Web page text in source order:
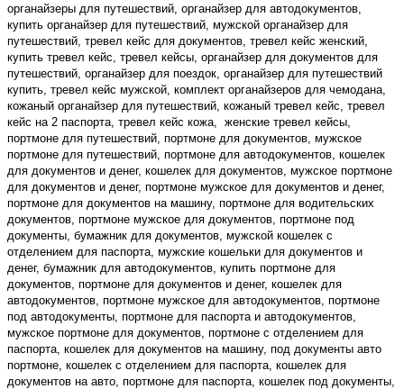
органайзеры для путешествий, органайзер для автодокументов,
купить органайзер для путешествий, мужской органайзер для
путешествий, тревел кейс для документов, тревел кейс женский,
купить тревел кейс, тревел кейсы, органайзер для документов для
путешествий, органайзер для поездок, органайзер для путешествий
купить, тревел кейс мужской, комплект органайзеров для чемодана,
кожаный органайзер для путешествий, кожаный тревел кейс, тревел
кейс на 2 паспорта, тревел кейс кожа,
женские тревел кейсы,
портмоне для путешествий, портмоне для документов, мужское
портмоне для путешествий, портмоне для автодокументов, кошелек
для документов и денег, кошелек для документов, мужское портмоне
для документов и денег, портмоне мужское для документов и денег,
портмоне для документов на машину, портмоне для водительских
документов, портмоне мужское для документов, портмоне под
документы, бумажник для документов, мужской кошелек с
отделением для паспорта, мужские кошельки для документов и
денег, бумажник для автодокументов, купить портмоне для
документов, портмоне для документов и денег, кошелек для
автодокументов, портмоне мужское для автодокументов, портмоне
под автодокументы, портмоне для паспорта и автодокументов,
мужское портмоне для документов, портмоне с отделением для
паспорта, кошелек для документов на машину, под документы авто
портмоне, кошелек с отделением для паспорта, кошелек для
документов на авто, портмоне для паспорта, кошелек под документы,